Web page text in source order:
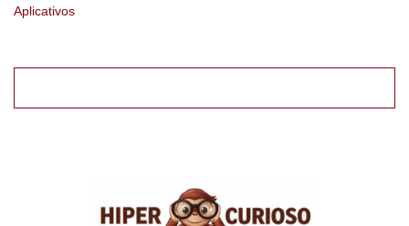
Aplicativos